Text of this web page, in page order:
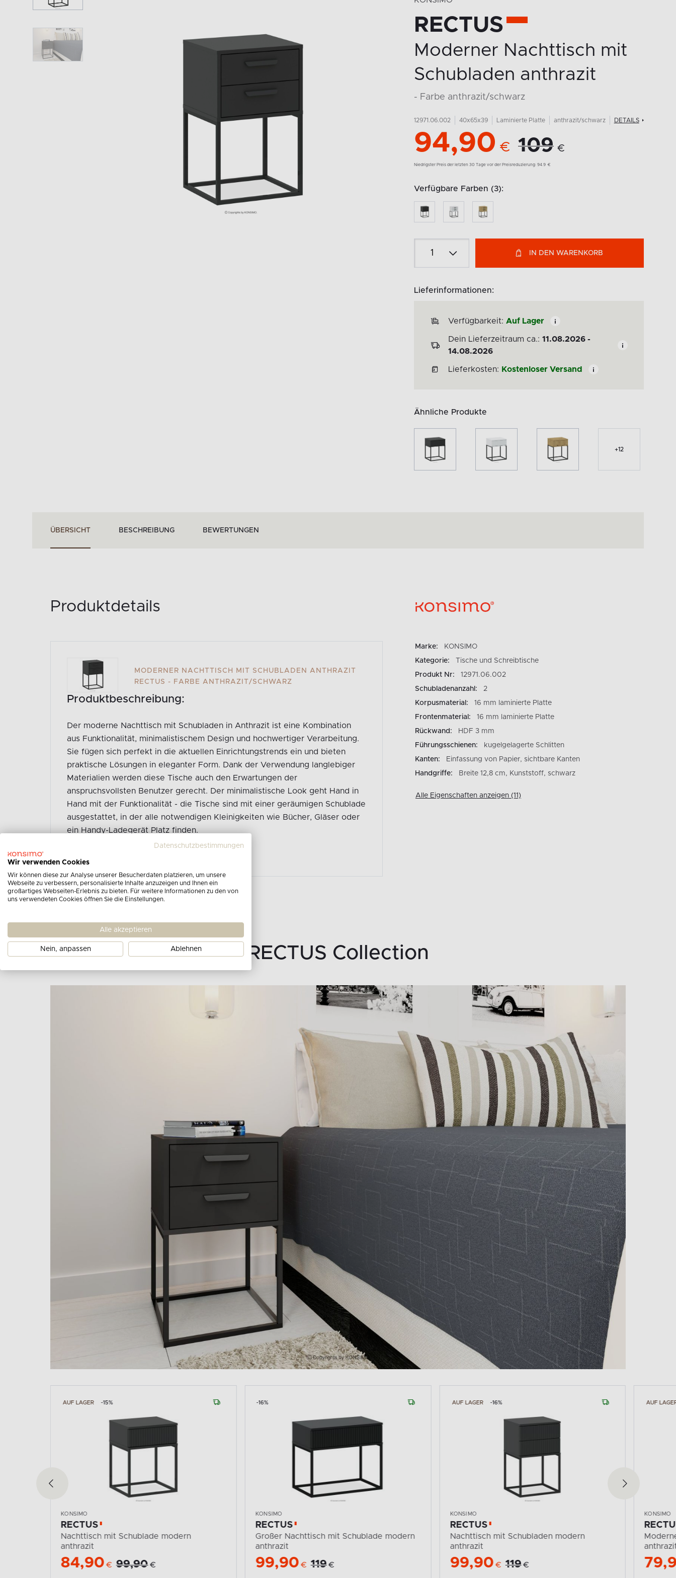
RECTUS
Moderner Nachttisch mit
Schubladen anthrazit
- Farbe anthrazit/schwarz
12971.06.002 40x65x39 Laminierte Platte anthrazit/schwarz DETAILS
94,90 € 109 €
Niedrigster Preis der letzten 30 Tage vor der Preisreduzierung: 94.9 €
Verfügbare Farben (3):
IN DEN WARENKORB
Lieferinformationen:
Verfügbarkeit: Auf Lager
Dein Lieferzeitraum ca.: 11.08.2026 -
14.08.2026
Lieferkosten: Kostenloser Versand
Ähnliche Produkte
+12
ÜBERSICHT BESCHREIBUNG BEWERTUNGEN
Produktdetails
MODERNER NACHTTISCH MIT SCHUBLADEN ANTHRAZIT
RECTUS - FARBE ANTHRAZIT/SCHWARZ
Produktbeschreibung:
Der moderne Nachttisch mit Schubladen in Anthrazit ist eine Kombination
aus Funktionalität, minimalistischem Design und hochwertiger Verarbeitung.
Sie fügen sich perfekt in die aktuellen Einrichtungstrends ein und bieten
praktische Lösungen in eleganter Form. Dank der Verwendung langlebiger
Materialien werden diese Tische auch den Erwartungen der
anspruchsvollsten Benutzer gerecht. Der minimalistische Look geht Hand in
Hand mit der Funktionalität - die Tische sind mit einer geräumigen Schublade
ausgestattet, in der alle notwendigen Kleinigkeiten wie Bücher, Gläser oder
ein Handy-Ladegerät Platz finden.
Marke:
KONSIMO
Kategorie:
Tische und Schreibtische
Produkt Nr:
12971.06.002
Schubladenanzahl:
2
Korpusmaterial:
16 mm laminierte Platte
Frontenmaterial:
16 mm laminierte Platte
Rückwand:
HDF 3 mm
Führungsschienen:
kugelgelagerte Schlitten
Kanten:
Einfassung von Papier, sichtbare Kanten
Handgriffe:
Breite 12,8 cm, Kunststoff, schwarz
Alle Eigenschaften anzeigen (11)
RECTUS Collection
AUF LAGER -15%
KONSIMO
RECTUS
Nachttisch mit Schublade modern
anthrazit
84,90 € 99,90 €
-16%
KONSIMO
RECTUS
Großer Nachttisch mit Schublade modern
anthrazit
99,90 € 119 €
AUF LAGER -16%
KONSIMO
RECTUS
Nachttisch mit Schubladen modern
anthrazit
99,90 € 119 €
AUF
KONSIMO
Datenschutzbestimmungen
Wir verwenden Cookies
Wir können diese zur Analyse unserer Besucherdaten platzieren, um unsere
Webseite zu verbessern, personalisierte Inhalte anzuzeigen und Ihnen ein
großartiges Webseiten-Erlebnis zu bieten. Für weitere Informationen zu den von
uns verwendeten Cookies öffnen Sie die Einstellungen.
Alle akzeptieren
Nein, anpassen Ablehnen